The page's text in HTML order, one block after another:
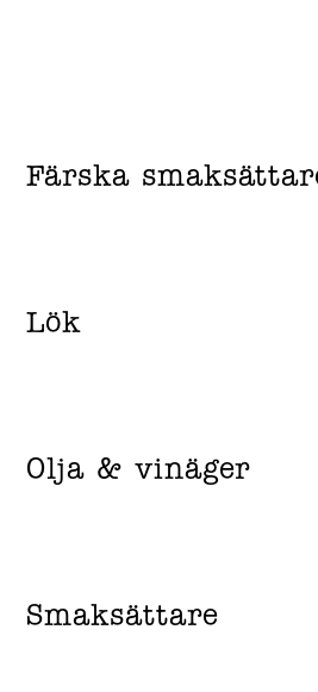
Färska
Lök
Olja & vinäger
Smaksättare